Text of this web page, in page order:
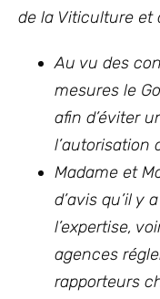
de la Viticulture et
Au vu des
mesures le
afin d’éviter
l’autorisation
Madame et
d’avis qu’il y
l’expertise,
agences
rapporteurs